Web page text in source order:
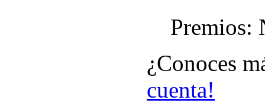
Premios:
¿Conoces
cuenta!